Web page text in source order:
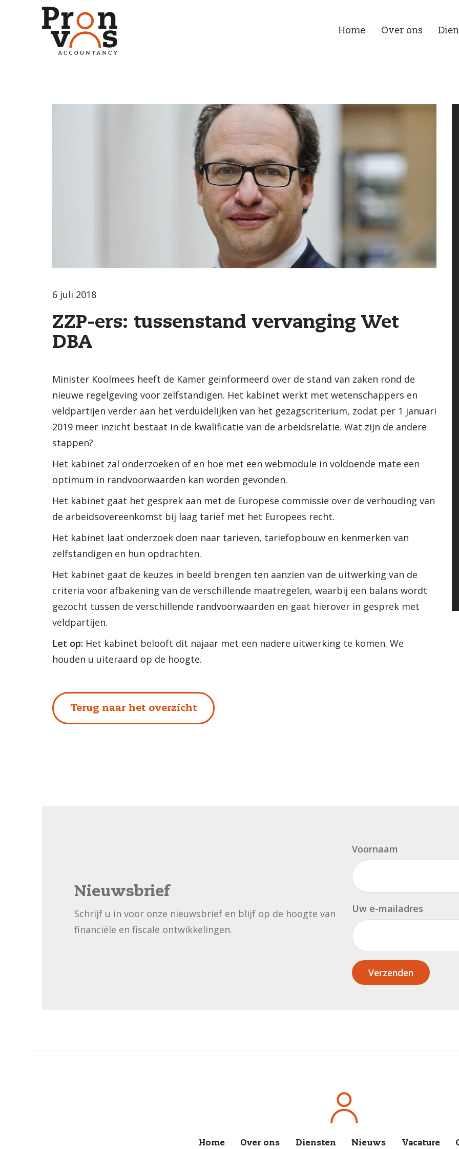
Home Over ons
6 juli 2018
ZZP-ers: tussenstand vervanging Wet
DBA
Minister Koolmees heeft de Kamer geïnformeerd over de stand van zaken rond de
nieuwe regelgeving voor zelfstandigen. Het kabinet werkt met wetenschappers en
veldpartijen verder aan het verduidelijken van het gezagscriterium, zodat per 1 januari
2019 meer inzicht bestaat in de kwalificatie van de arbeidsrelatie. Wat zijn de andere
stappen?
Het kabinet zal onderzoeken of en hoe met een webmodule in voldoende mate een
optimum in randvoorwaarden kan worden gevonden.
Het kabinet gaat het gesprek aan met de Europese commissie over de verhouding van
de arbeidsovereenkomst bij laag tarief met het Europees recht.
Het kabinet laat onderzoek doen naar tarieven, tariefopbouw en kenmerken van
zelfstandigen en hun opdrachten.
Het kabinet gaat de keuzes in beeld brengen ten aanzien van de uitwerking van de
criteria voor afbakening van de verschillende maatregelen, waarbij een balans wordt
gezocht tussen de verschillende randvoorwaarden en gaat hierover in gesprek met
veldpartijen.
Let op: Het kabinet belooft dit najaar met een nadere uitwerking te komen. We
houden u uiteraard op de hoogte.
Terug naar het overzicht
Nieuwsbrief
Schrijf u in voor onze nieuwsbrief en blijf op de hoogte van
financiële en fiscale ontwikkelingen.
Voornaam
Uw e-mailadres
Verzenden
Home Over ons Diensten Nieuws Vacature